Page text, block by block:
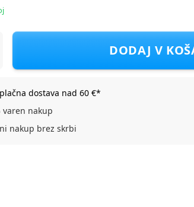
KR 13243481 NKFJOPKI D Roza 116
DODAJ V
dostava nad 60 €*
varen nakup
nakup brez skrbi